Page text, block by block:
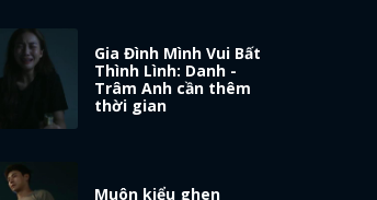
Gia Đình Mình Vui Bất
Thình Lình: Danh -
Trâm Anh cần thêm
thời gian
Muôn kiểu ghen